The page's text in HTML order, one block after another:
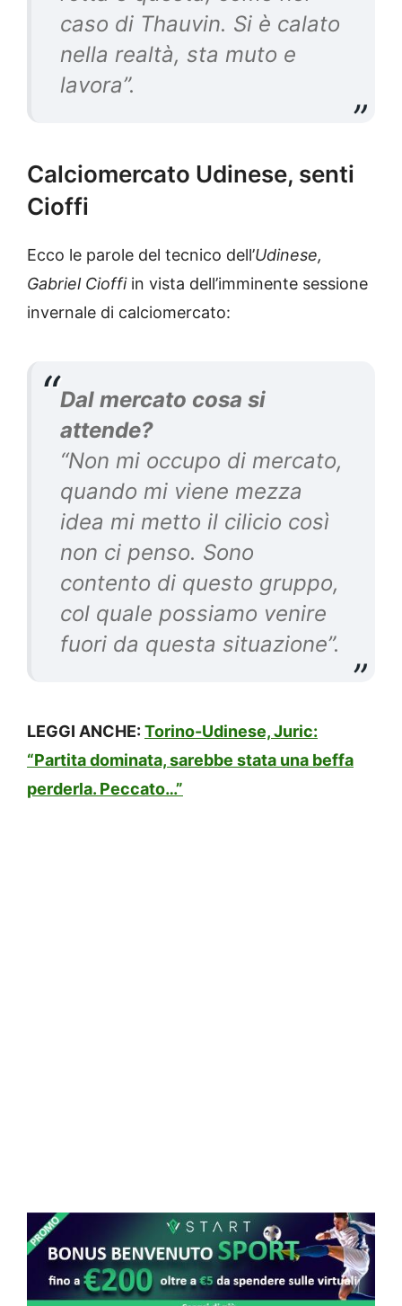
caso di Thauvin. Si è calato
nella realtà, sta muto e
lavora”.
Calciomercato Udinese, senti
Cioffi
Ecco le parole del tecnico dell’Udinese,
Gabriel Cioffi in vista dell’imminente sessione
invernale di calciomercato:
Dal mercato cosa si
attende?
“Non mi occupo di mercato,
quando mi viene mezza
idea mi metto il cilicio così
non ci penso. Sono
contento di questo gruppo,
col quale possiamo venire
fuori da questa situazione”.
LEGGI ANCHE: Torino-Udinese, Juric:
“Partita dominata, sarebbe stata una beffa
perderla. Peccato…”